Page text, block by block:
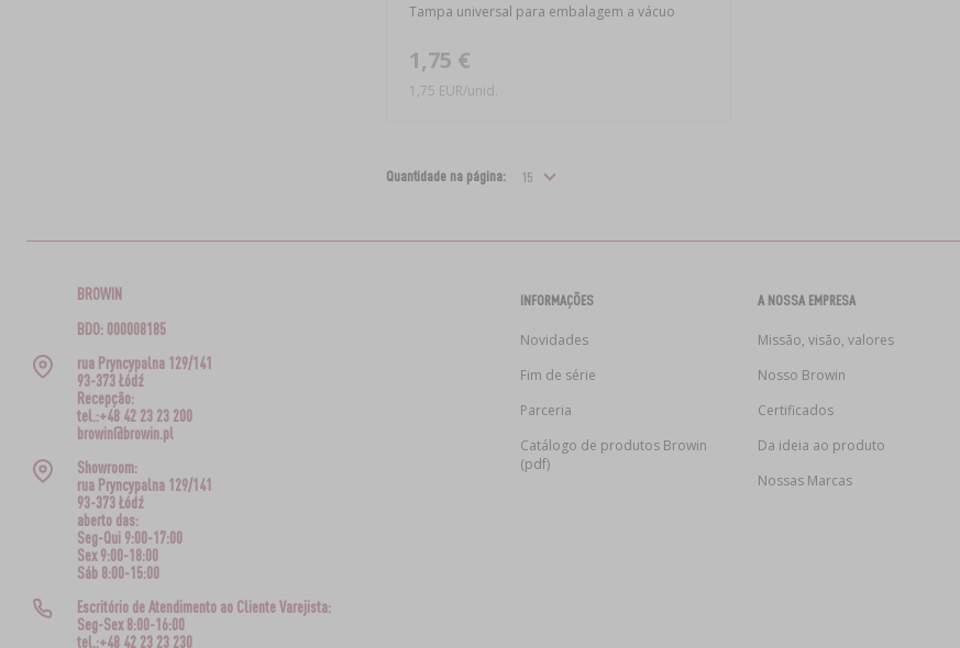
Tampa universal para embalagem a vácuo
1,75 €
1,75 EUR/unid.
Quantidade na página:
BROWIN
BDO: 000008185
rua Pryncypalna 129/141
93-373 Łódź
Recepção:
tel.:+48 42 23 23 200
browin@browin.pl
Showroom:
rua Pryncypalna 129/141
93-373 Łódź
aberto das:
Seg-Qui 9:00-17:00
Sex 9:00-18:00
Sáb 8:00-15:00
Escritório de Atendimento ao Cliente Varejista:
Seg-Sex 8:00-16:00
tel.:+48 42 23 23 230
INFORMAÇÕES
Novidades
Fim de série
Parceria
Catálogo de produtos Browin
(pdf)
A NOSSA EMPRESA
Missão, visão, valores
Nosso Browin
Certificados
Da ideia ao produto
Nossas Marcas